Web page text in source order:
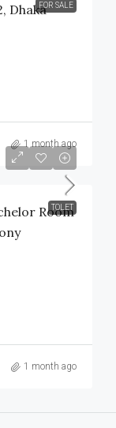
FOR SALE
Dhaka
1 month ago
TOLET
Room
1 month ago